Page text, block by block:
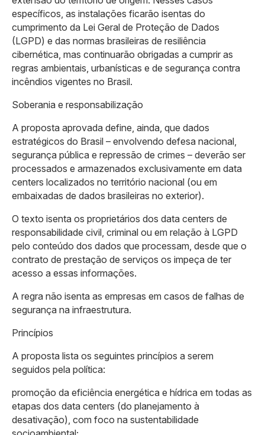
específicos, as instalações ficarão isentas do
cumprimento da Lei Geral de Proteção de Dados
(LGPD) e das normas brasileiras de resiliência
cibernética, mas continuarão obrigadas a cumprir as
regras ambientais, urbanísticas e de segurança contra
incêndios vigentes no Brasil.
Soberania e responsabilização
A proposta aprovada define, ainda, que dados
estratégicos do Brasil – envolvendo defesa nacional,
segurança pública e repressão de crimes – deverão ser
processados e armazenados exclusivamente em data
centers localizados no território nacional (ou em
embaixadas de dados brasileiras no exterior).
O texto isenta os proprietários dos data centers de
responsabilidade civil, criminal ou em relação à LGPD
pelo conteúdo dos dados que processam, desde que o
contrato de prestação de serviços os impeça de ter
acesso a essas informações.
A regra não isenta as empresas em casos de falhas de
segurança na infraestrutura.
Princípios
A proposta lista os seguintes princípios a serem
seguidos pela política:
promoção da eficiência energética e hídrica em todas as
etapas dos data centers (do planejamento à
desativação), com foco na sustentabilidade